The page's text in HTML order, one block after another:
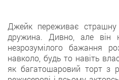
Джейк переживає страшну
дружина. Дивно, але він
незрозумілого бажання
навколо, будь то навіть
як багатошаровий торт з